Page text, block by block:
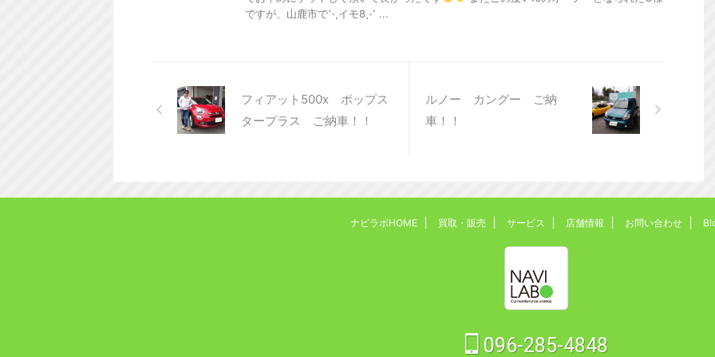
ですが、山鹿市で⋱イモ8‪⋰ ...
フィアット500x ポップス
タープラス ご納車！！
ルノー カングー ご納
車！！
ナビラボHOME 買取・販売 サービス 店舗情報 お問い合わせ
096-285-4848